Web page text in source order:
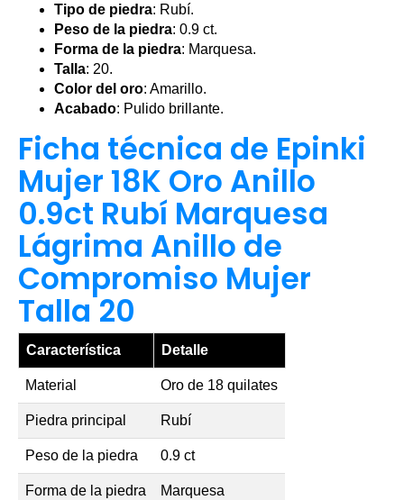
Tipo de piedra: Rubí.
Peso de la piedra: 0.9 ct.
Forma de la piedra: Marquesa.
Talla: 20.
Color del oro: Amarillo.
Acabado: Pulido brillante.
Ficha técnica de Epinki
Mujer 18K Oro Anillo
0.9ct Rubí Marquesa
Lágrima Anillo de
Compromiso Mujer
Talla 20
Característica Detalle
Material Oro de 18 quilates
Piedra principal Rubí
Peso de la piedra 0.9 ct
Forma de la piedra Marquesa